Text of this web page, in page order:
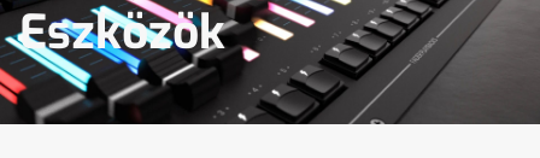
Eszközök